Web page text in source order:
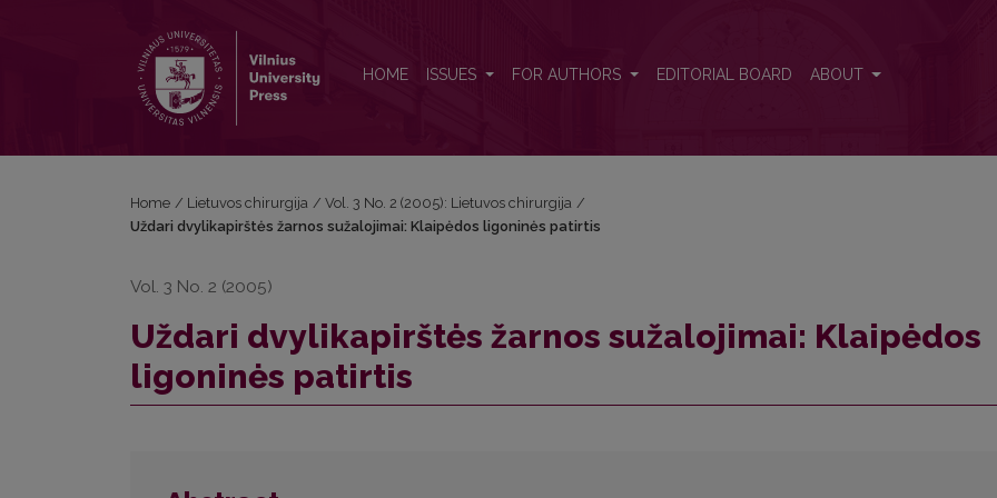
HOME ISSUES FOR AUTHORS EDITORIAL BOARD ABOUT
Home / Lietuvos chirurgija / Vol. 3 No. 2 (2005): Lietuvos chirurgija /
Uždari dvylikapirštės žarnos sužalojimai: Klaipėdos ligoninės patirtis
Vol. 3 No. 2 (2005)
Uždari dvylikapirštės žarnos sužalojimai: Klaipėdos
ligoninės patirtis